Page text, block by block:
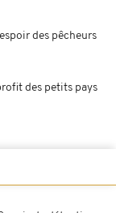
des pêcheurs
des petits pays